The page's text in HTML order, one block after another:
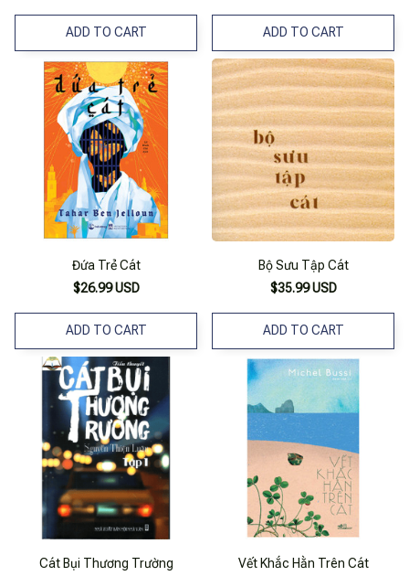
ADD TO CART ADD TO CART
Đứa Trẻ Cát
$26.99 USD
ADD TO CART
Bộ Sưu Tập Cát
$35.99 USD
ADD TO CART
Cát Bụi Thương Trường
Vết Khắc Hằn Trên Cát